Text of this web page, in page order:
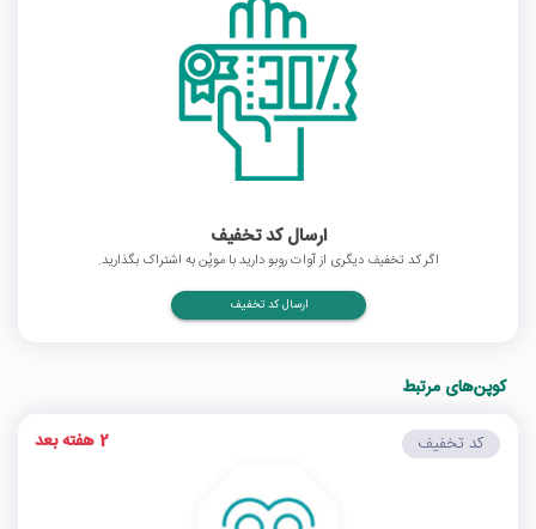
ارسال کد تخفیف
اگر کد تخفیف دیگری از آوات روبو دارید با موپُن به اشتراک بگذارید.
ارسال کد تخفیف
کوپن‌های مرتبط
کد تخفیف 2 هفته بعد